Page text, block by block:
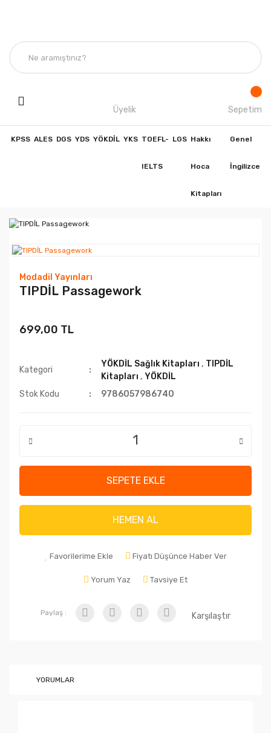
Üyelik Sepetim
KPSS ALES DGS YDS YÖKDİL YKS TOEFL-
IELTS
LGS Hakkı
Hoca
Kitapları
Genel
İngilizce
Modadil Yayınları
TIPDİL Passagework
699,00 TL
Kategori
YÖKDİL Sağlık Kitapları , TIPDİL
Kitapları ,YÖKDİL
Stok Kodu
9786057986740
SEPETE EKLE
HEMEN AL
Favorilerime Ekle Fiyatı Düşünce Haber Ver
Yorum Yaz Tavsiye Et
Paylaş : Karşılaştır
YORUMLAR